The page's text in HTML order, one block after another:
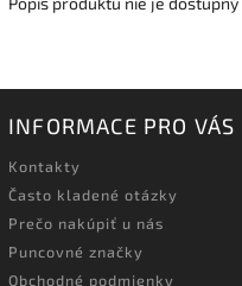
INFORMACE PRO VÁS
Kontakty
Často kladené otázky
Prečo nakúpiť u nás
Puncovné značky
Obchodné podmienky